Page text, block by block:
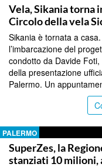
Vela, Sikania torna
Circolo della vela
Sikania è tornata a
l’imbarcazione del
condotto da Davide
della presentazione
Palermo. Un
PALERMO
SuperZes, la
stanziati 10 milioni,